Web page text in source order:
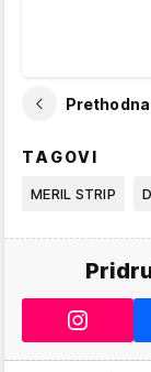
TAGOVI
MERIL STRIP